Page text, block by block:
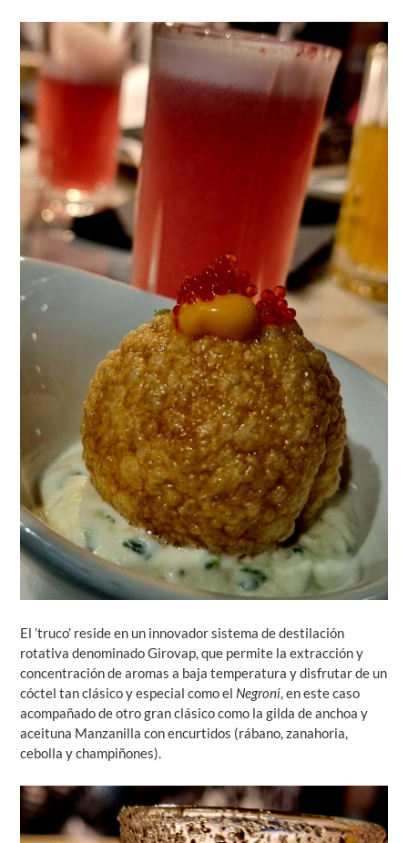
El ’truco’ reside en un innovador sistema de destilación
rotativa denominado Girovap, que permite la extracción y
concentración de aromas a baja temperatura y disfrutar de un
cóctel tan clásico y especial como el Negroni, en este caso
acompañado de otro gran clásico como la gilda de anchoa y
aceituna Manzanilla con encurtidos (rábano, zanahoria,
cebolla y champiñones).